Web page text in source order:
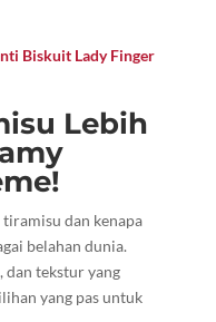
Biskuit Lady Finger
Lebih
tiramisu dan kenapa
belahan dunia.
dan tekstur yang
yang pas untuk